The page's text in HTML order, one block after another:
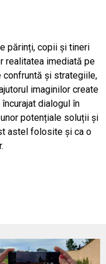
părinți, copii și tineri
realitatea imediată pe
confruntă și strategiile,
imaginilor create
dialogul în
potențiale soluții și
astel folosite și ca o